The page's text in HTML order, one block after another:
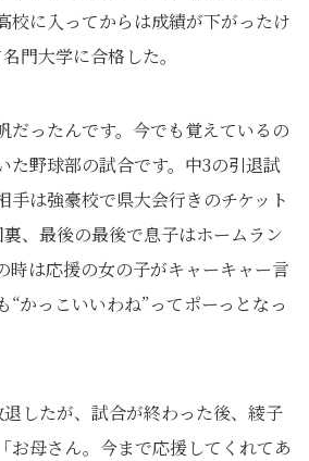
校に入ってからは成績が下がったけ
門大学に合格した。
だったんです。今でも覚えているの
た野球部の試合です。中3の引退試
手は強豪校で県大会行きのチケット
、最後の最後で息子はホームラン
時は応援の女の子がキャーキャー言
“かっこいいわね”ってポーっとなっ
したが、試合が終わった後、綾子
お母さん。今まで応援してくれてあ